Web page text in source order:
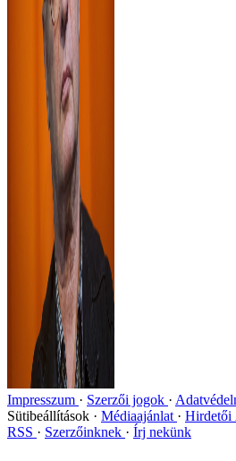
Impresszum Szerzői jogok
Sütibeállítások
Médiaajánlat Hirdetői
RSS
Szerzőinknek Írj nekünk